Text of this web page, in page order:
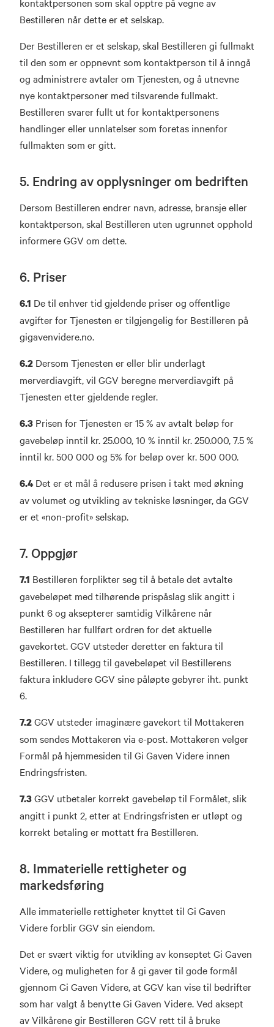
Bestilleren når dette er et selskap.
Der Bestilleren er et selskap, skal Bestilleren gi fullmakt
til den som er oppnevnt som kontaktperson til å inngå
og administrere avtaler om Tjenesten, og å utnevne
nye kontaktpersoner med tilsvarende fullmakt.
Bestilleren svarer fullt ut for kontaktpersonens
handlinger eller unnlatelser som foretas innenfor
fullmakten som er gitt.
5. Endring av opplysninger om bedriften
Dersom Bestilleren endrer navn, adresse, bransje eller
kontaktperson, skal Bestilleren uten ugrunnet opphold
informere GGV om dette.
6. Priser
6.1 De til enhver tid gjeldende priser og offentlige
avgifter for Tjenesten er tilgjengelig for Bestilleren på
gigavenvidere.no.
6.2 Dersom Tjenesten er eller blir underlagt
merverdiavgift, vil GGV beregne merverdiavgift på
Tjenesten etter gjeldende regler.
6.3 Prisen for Tjenesten er 15 % av avtalt beløp for
gavebeløp inntil kr. 25.000, 10 % inntil kr. 250.000, 7.5 %
inntil kr. 500 000 og 5% for beløp over kr. 500 000.
6.4Det er et mål å redusere prisen i takt med økning
av volumet og utvikling av tekniske løsninger, da GGV
er et «non-profit» selskap.
7. Oppgjør
7.1 Bestilleren forplikter seg til å betale det avtalte
gavebeløpet med tilhørende prispåslag slik angitt i
punkt 6 og aksepterer samtidig Vilkårene når
Bestilleren har fullført ordren for det aktuelle
gavekortet. GGV utsteder deretter en faktura til
Bestilleren. I tillegg til gavebeløpet vil Bestillerens
faktura inkludere GGV sine påløpte gebyrer iht. punkt
6.
7.2GGV utsteder imaginære gavekort til Mottakeren
som sendes Mottakeren via e-post. Mottakeren velger
Formål på hjemmesiden til Gi Gaven Videre innen
Endringsfristen.
7.3GGV utbetaler korrekt gavebeløp til Formålet, slik
angitt i punkt 2, etter at Endringsfristen er utløpt og
korrekt betaling er mottatt fra Bestilleren.
8. Immaterielle rettigheter og
markedsføring
Alle immaterielle rettigheter knyttet til Gi Gaven
Videre forblir GGV sin eiendom.
Det er svært viktig for utvikling av konseptet Gi Gaven
Videre, og muligheten for å gi gaver til gode formål
gjennom Gi Gaven Videre, at GGV kan vise til bedrifter
som har valgt å benytte Gi Gaven Videre. Ved aksept
av Vilkårene gir Bestilleren GGV rett til å bruke